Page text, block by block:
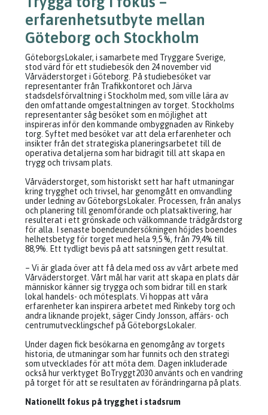
erfarenhetsutbyte mellan
Göteborg och Stockholm
GöteborgsLokaler, i samarbete med Tryggare Sverige,
stod värd för ett studiebesök den 24 november vid
Vårväderstorget i Göteborg. På studiebesöket var
representanter från Trafikkontoret och Järva
stadsdelsförvaltning i Stockholm med, som ville lära av
den omfattande omgestaltningen av torget. Stockholms
representanter såg besöket som en möjlighet att
inspireras inför den kommande ombyggnaden av Rinkeby
torg. Syftet med besöket var att dela erfarenheter och
insikter från det strategiska planeringsarbetet till de
operativa detaljerna som har bidragit till att skapa en
trygg och trivsam plats.
Vårväderstorget, som historiskt sett har haft utmaningar
kring trygghet och trivsel, har genomgått en omvandling
under ledning av GöteborgsLokaler. Processen, från analys
och planering till genomförande och platsaktivering, har
resulterat i ett grönskade och välkomnande trädgårdstorg
för alla. I senaste boendeundersökningen höjdes boendes
helhetsbetyg för torget med hela 9,5 %, från 79,4% till
88,9%. Ett tydligt bevis på att satsningen gett resultat.
– Vi är glada över att få dela med oss av vårt arbete med
Vårväderstorget. Vårt mål har varit att skapa en plats där
människor känner sig trygga och som bidrar till en stark
lokal handels- och mötesplats. Vi hoppas att våra
erfarenheter kan inspirera arbetet med Rinkeby torg och
andra liknande projekt, säger Cindy Jonsson, affärs- och
centrumutvecklingschef på GöteborgsLokaler.
Under dagen fick besökarna en genomgång av torgets
historia, de utmaningar som har funnits och den strategi
som utvecklades för att möta dem. Dagen inkluderade
också hur verktyget BoTryggt2030 använts och en vandring
på torget för att se resultaten av förändringarna på plats.
Nationellt fokus på trygghet i stadsrum